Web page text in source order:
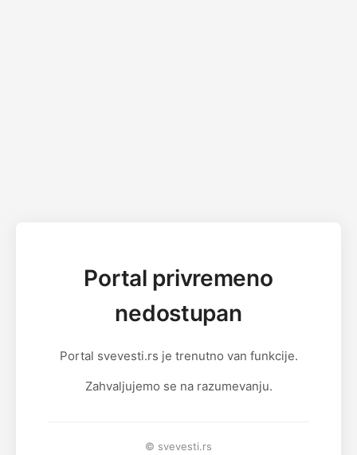
Portal privremeno
nedostupan
Portal svevesti.rs je trenutno van funkcije.
Zahvaljujemo se na razumevanju.
© svevesti.rs